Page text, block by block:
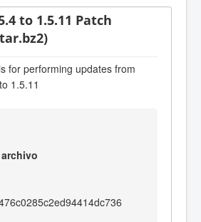
to 1.5.11 Patch
for performing updates from
1.5.11